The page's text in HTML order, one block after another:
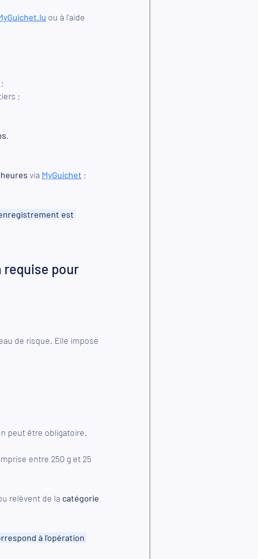
ou à l'aide
;
.
via MyGuichet ;
est
requise pour
de risque. Elle impose
peut être obligatoire.
entre 250 g et 25
relèvent de la catégorie
à l'opération